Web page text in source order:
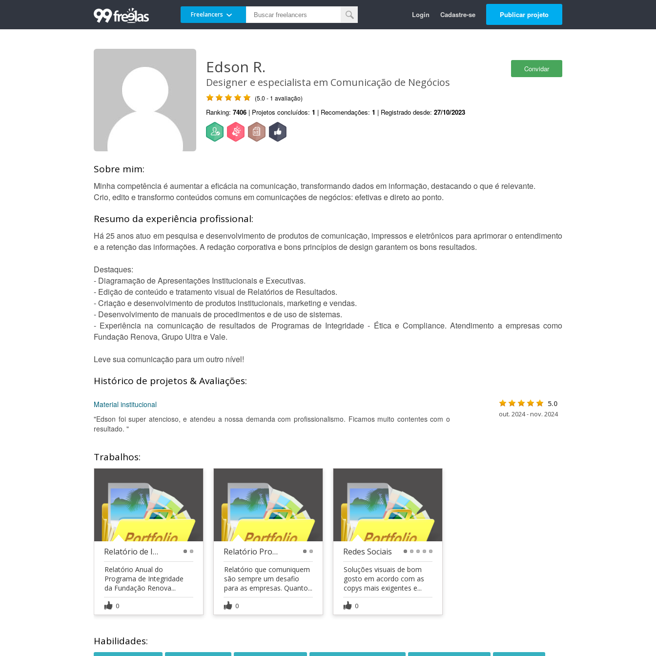
Freelancers Login Cadastre-se Publicar projeto
Convidar
Edson R.
Designer e especialista em Comunicação de Negócios
(5.0 - 1 avaliação)
Ranking: 7406 | Projetos concluídos: 1 | Recomendações: 1 | Registrado desde: 27/10/2023
Sobre mim:
Minha competência é aumentar a eficácia na comunicação, transformando dados em informação, destacando o que é relevante.
Crio, edito e transformo conteúdos comuns em comunicações de negócios: efetivas e direto ao ponto.
Resumo da experiência profissional:
Há 25 anos atuo em pesquisa e desenvolvimento de produtos de comunicação, impressos e eletrônicos para aprimorar o entendimento
e a retenção das informações. A redação corporativa e bons princípios de design garantem os bons resultados.
Destaques:
- Diagramação de Apresentações Institucionais e Executivas.
- Edição de conteúdo e tratamento visual de Relatórios de Resultados.
- Criação e desenvolvimento de produtos institucionais, marketing e vendas.
- Desenvolvimento de manuais de procedimentos e de uso de sistemas.
- Experiência na comunicação de resultados de Programas de Integridade - Ética e Compliance. Atendimento a empresas como
Fundação Renova, Grupo Ultra e Vale.
Leve sua comunicação para um outro nível!
Histórico de projetos & Avaliações:
Material institucional
"Edson foi super atencioso, e atendeu a nossa demanda com profissionalismo. Ficamos muito contentes com o
resultado. "
5.0
out. 2024 - nov. 2024
Trabalhos:
Relatório de Integridade - Fundação Renova - 2022
Relatório Anual do
Programa de Integridade
da Fundação Renova...
0
Relatório Progama de Ética e Compliance Vale-2021
Relatório que comuniquem
são sempre um desafio
para as empresas. Quanto...
0
Redes Sociais
Soluções visuais de bom
gosto em acordo com as
copys mais exigentes e...
0
Habilidades: